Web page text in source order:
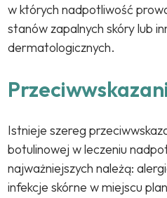
w których nadpotliwość
stanów zapalnych skóry lub
dermatologicznych.
Istnieje szereg
botulinowej w leczeniu
najważniejszych należą:
infekcje skórne w miejscu